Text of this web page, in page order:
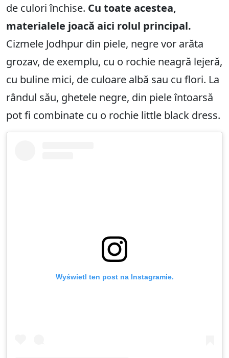
de culori închise. Cu toate acestea,
materialele joacă aici rolul principal.
Cizmele Jodhpur din piele, negre vor arăta
grozav, de exemplu, cu o rochie neagră lejeră,
cu buline mici, de culoare albă sau cu flori. La
rândul său, ghetele negre, din piele întoarsă
pot fi combinate cu o rochie little black dress.
Wyświetl ten post na Instagramie.